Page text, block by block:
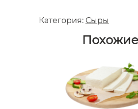
Категория: Сыры
Похожие